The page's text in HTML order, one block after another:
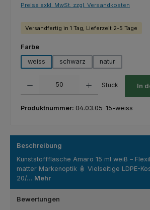
Preise exkl. MwSt. zzgl. Versandkosten
Versandfertig in 1 Tag, Lieferzeit 2-5 Tage
Farbeauswählen
weiss
schwarz natur
Stück In
Produktnummer: 04.03.05-15-weiss
Beschreibung
Kunststoffflasche Amaro 15 ml weiß –
matter Markenoptik 🧴 Vielseitige LDPE-
20/… Mehr
Bewertungen